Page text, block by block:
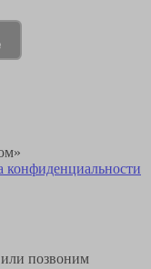
конфиденциальности
позвоним